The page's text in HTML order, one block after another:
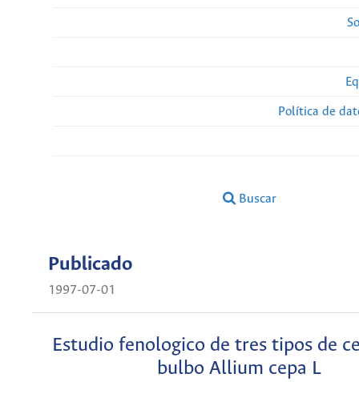
Política de
Buscar
Publicado
1997-07-01
Estudio fenologico de tres tipos de
bulbo Allium cepa L